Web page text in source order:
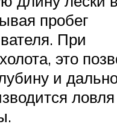
пробег
При
это
и
ловля